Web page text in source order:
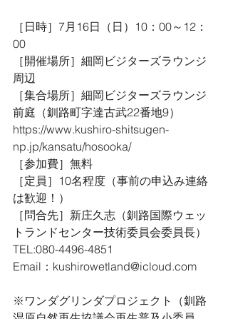
［日時］7月16日（日）10：00～12：
00
［開催場所］細岡ビジターズラウンジ
周辺
［集合場所］細岡ビジターズラウンジ
前庭（釧路町字達古武22番地9）
https://www.kushiro-shitsugen-
np.jp/kansatu/hosooka/
［参加費］無料
［定員］10名程度（事前の申込み連絡
は歓迎！）
［問合先］新庄久志（釧路国際ウェッ
トランドセンター技術委員会委員長）
TEL:080-4496-4851
Email：kushirowetland@icloud.com
※ワンダグリンダプロジェクト（釧路